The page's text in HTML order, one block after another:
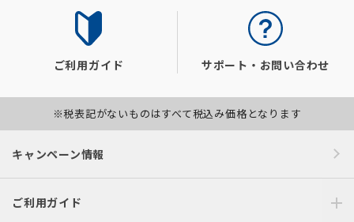
ご利用ガイド サポート・お問い合わせ
※税表記がないものはすべて税込み価格となります
キャンペーン情報
ご利用ガイド